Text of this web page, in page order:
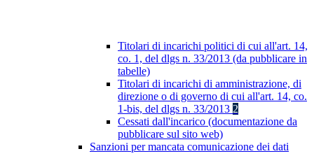
Titolari di incarichi politici di cui all'art. 14,
co. 1, del dlgs n. 33/2013 (da pubblicare in
tabelle)
Titolari di incarichi di amministrazione, di
direzione o di governo di cui all'art. 14, co.
1-bis, del dlgs n. 33/2013 2
Cessati dall'incarico (documentazione da
pubblicare sul sito web)
Sanzioni per mancata comunicazione dei dati